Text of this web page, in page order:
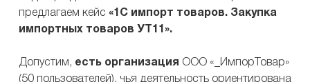
предлагаем кейс «1С импорт товаров. Закупка
импортных товаров УТ11».
Допустим, есть организация ООО «_ИмпорТовар»
(50 пользователей), чья деятельность ориентирована